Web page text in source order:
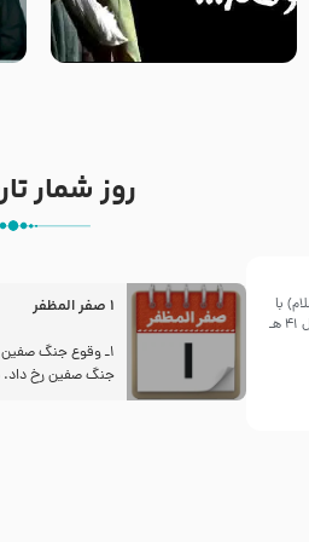
خطبه حضرت سلمان سه روز پس از
شهادت پیامبر اکرم صلی الله علیه
با
معاویه در بیست و ششم ربیع الاول سال 41 هـ
روز شمار
1 صفر المظفر
جنگ صفین رخ داد.